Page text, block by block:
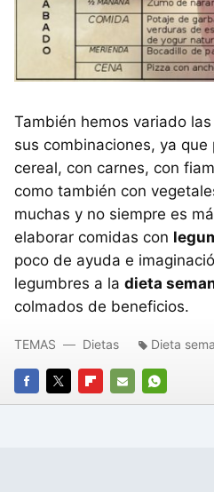
También hemos variado
sus combinaciones, ya
cereal, con carnes, con
como también con
muchas y no siempre es
elaborar comidas con
poco de ayuda e
legumbres a la dieta
colmados de beneficios.
FACEBOOK
TWITTERFLIPBOARD
E-
WHATSAPP
TEMAS Dietas Dieta